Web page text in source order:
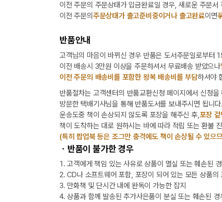
이전 주문의 주문상태가 입금완료일 경우, 새로운 주문
이전 주문의 주문상태가 출고준비중이거나 출고완료이면
반품안내
고객님의 마음이 바뀌신 경우 반품은 도서주문일로부터
이전 배송시 3만원 이상을 주문하셔서 무료배송 받았으나
이전 주문의 배송비를 포함한 왕복 배송비를 부담하셔야
반품절차는 고객센터의 반품교환신청 페이지에서 신청
방문한 택배기사님을 통해 반품도서를 보내주시면 됩니
운송도중 책이 손상되지 않도록 포장을 해주신 후,포장
책이 도착하는 대로 원하시는 바에 따라 적립 또는 환불
(특히 팝업북 등은 조그만 충격에도 책이 손상될 수 있으
ㆍ반품이 불가한 경우
1. 고객에게 책임 있는 사유로 상품이 멸실 또는 훼손된
2. CD나 소프트웨어 포함, 포장이 되어 있는 모든 상품의
3. 만화책 및 단시간 내에 완독이 가능한 잡지
4. 상품과 함께 발송된 추가사은품이 분실 또는 훼손된 경